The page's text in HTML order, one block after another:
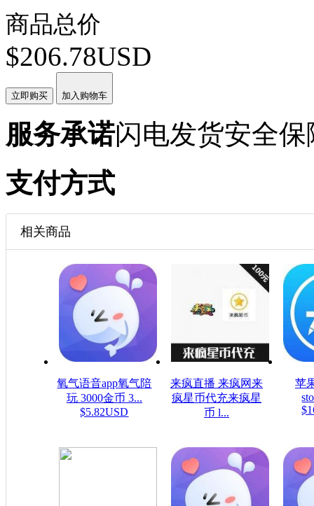
商品总价
$206.78USD
立即购买 加入购物车
服务承诺闪电发货安全保
支付方式
相关商品
氧气语音app氧气陪
玩 3000金币 3...
$5.82USD
来疯直播 来疯网来
疯星币代充来疯星
币 l...
苹